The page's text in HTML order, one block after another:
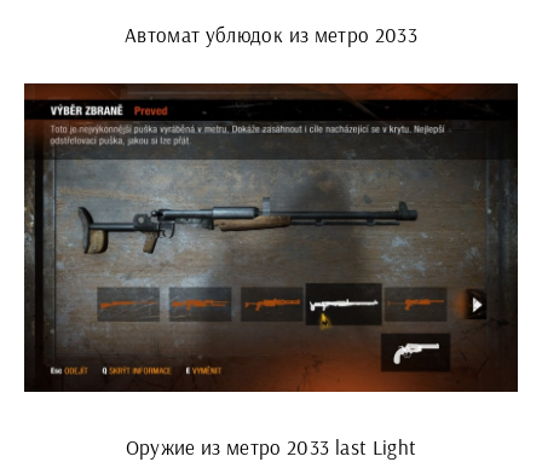
Автомат ублюдок из метро 2033
Оружие из метро 2033 last Light